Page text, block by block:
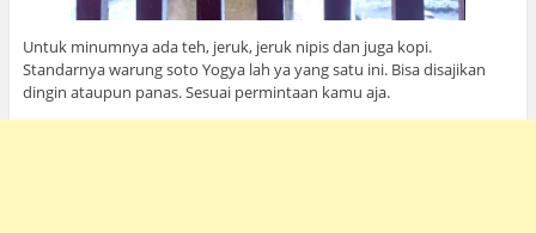
Untuk minumnya ada teh, jeruk, jeruk nipis dan juga kopi.
Standarnya warung soto Yogya lah ya yang satu ini. Bisa disajikan
dingin ataupun panas. Sesuai permintaan kamu aja.